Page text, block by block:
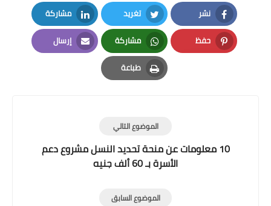
نشر
Facebook
تغريد
Twitter
مشاركة
LinkedIn
حفظ
Pinterest
مشاركة
Whatsapp
إرسال
Email
طباعة
Print
الموضوع التالي
10 معلومات عن منحة تحديد النسل مشروع دعم
الأسرة بـ 60 ألف جنيه
الموضوع السابق